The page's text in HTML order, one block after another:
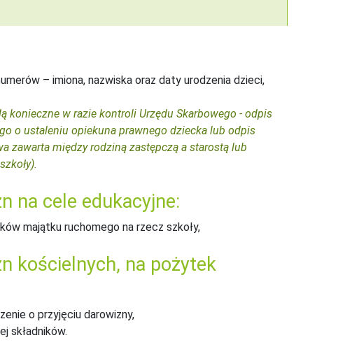
– imiona, nazwiska oraz daty urodzenia dzieci,
konieczne w razie kontroli Urzędu Skarbowego - odpis
o ustaleniu opiekuna prawnego dziecka lub odpis
zawarta między rodziną zastępczą a starostą lub
na cele edukacyjne:
majątku ruchomego na rzecz szkoły,
kościelnych, na pożytek
o przyjęciu darowizny,
składników.